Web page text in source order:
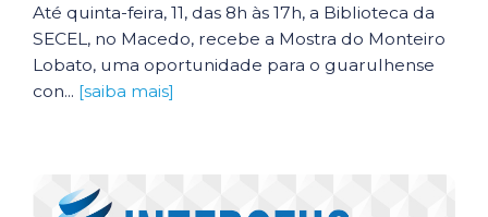
Até quinta-feira, 11, das 8h às 17h, a Biblioteca da
SECEL, no Macedo, recebe a Mostra do Monteiro
Lobato, uma oportunidade para o guarulhense
con... [saiba mais]